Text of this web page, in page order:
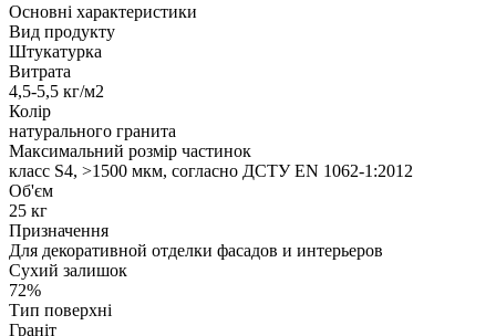
Основні характеристики
Вид продукту
Штукатурка
Витрата
4,5-5,5 кг/м2
Колір
натурального гранита
Максимальний розмір частинок
класс S4, >1500 мкм, согласно ДСТУ EN 1062-1:2012
Об'єм
25 кг
Призначення
Для декоративной отделки фасадов и интерьеров
Сухий залишок
72%
Тип поверхні
Граніт